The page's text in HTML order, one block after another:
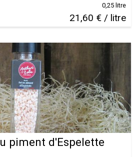
21,60 € / litre
0,25 litre
piment d'Espelette